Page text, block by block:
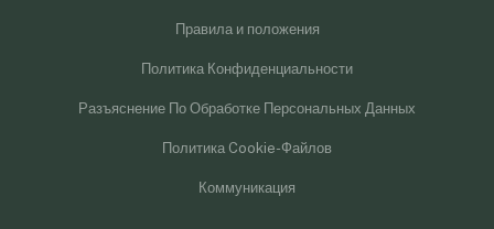
Правила и положения
Политика Конфиденциальности
Разъяснение По Обработке Персональных Данных
Политика Cookie-Файлов
Коммуникация